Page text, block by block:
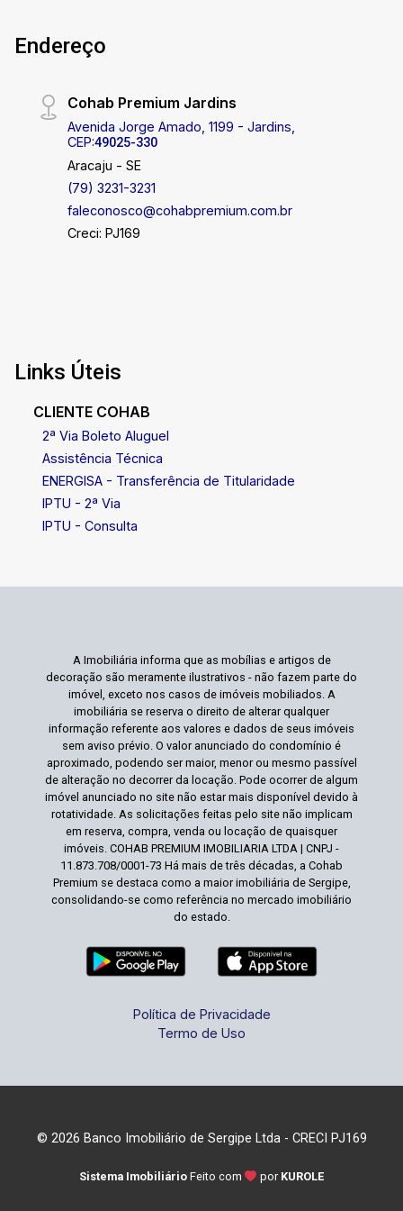
Endereço
Cohab Premium Jardins
Avenida Jorge Amado, 1199 - Jardins,
CEP:49025-330
Aracaju - SE
(79) 3231-3231
faleconosco@cohabpremium.com.br
Creci: PJ169
Links Úteis
CLIENTE COHAB
2ª Via Boleto Aluguel
Assistência Técnica
ENERGISA - Transferência de Titularidade
IPTU - 2ª Via
IPTU - Consulta
A Imobiliária informa que as mobílias e artigos de
decoração são meramente ilustrativos - não fazem parte do
imóvel, exceto nos casos de imóveis mobiliados. A
imobiliária se reserva o direito de alterar qualquer
informação referente aos valores e dados de seus imóveis
sem aviso prévio. O valor anunciado do condomínio é
aproximado, podendo ser maior, menor ou mesmo passível
de alteração no decorrer da locação. Pode ocorrer de algum
imóvel anunciado no site não estar mais disponível devido à
rotatividade. As solicitações feitas pelo site não implicam
em reserva, compra, venda ou locação de quaisquer
imóveis. COHAB PREMIUM IMOBILIARIA LTDA | CNPJ -
11.873.708/0001-73 Há mais de três décadas, a Cohab
Premium se destaca como a maior imobiliária de Sergipe,
consolidando-se como referência no mercado imobiliário
do estado.
Política de Privacidade
Termo de Uso
© 2026 Banco Imobiliário de Sergipe Ltda - CRECI PJ169
Sistema Imobiliário Feito com por KUROLE